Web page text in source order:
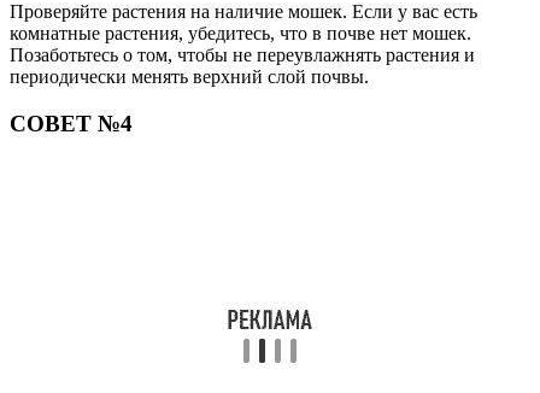
Проверяйте растения на наличие мошек. Если у вас есть
комнатные растения, убедитесь, что в почве нет мошек.
Позаботьтесь о том, чтобы не переувлажнять растения и
периодически менять верхний слой почвы.
СОВЕТ №4